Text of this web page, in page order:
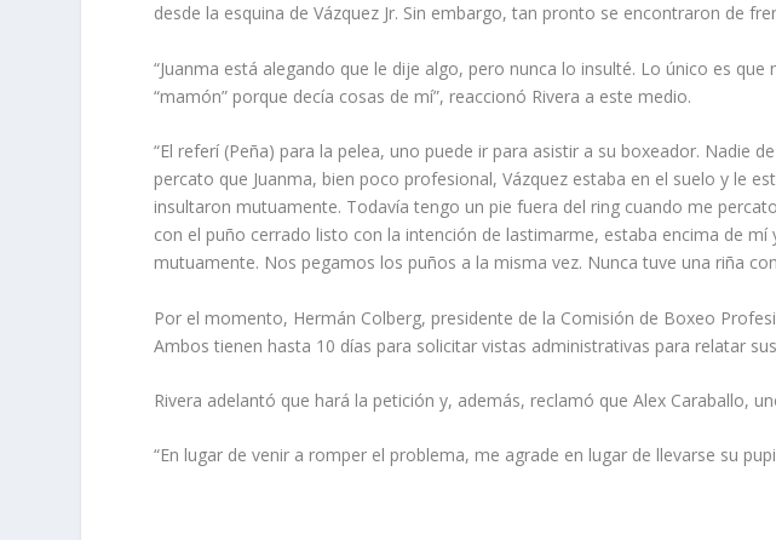
desde la esquina de Vázquez Jr. Sin embargo, tan pronto se encontraron de
“Juanma está alegando que le dije algo, pero nunca lo insulté. Lo único es
“mamón” porque decía cosas de mí”, reaccionó Rivera a este medio.
“El referí (Peña) para la pelea, uno puede ir para asistir a su boxeador.
percato que Juanma, bien poco profesional, Vázquez estaba en el suelo y le
insultaron mutuamente. Todavía tengo un pie fuera del ring cuando me
con el puño cerrado listo con la intención de lastimarme, estaba encima de
mutuamente. Nos pegamos los puños a la misma vez. Nunca tuve una riña
Por el momento, Hermán Colberg, presidente de la Comisión de Boxeo
Ambos tienen hasta 10 días para solicitar vistas administrativas para relatar
Rivera adelantó que hará la petición y, además, reclamó que Alex Caraballo,
“En lugar de venir a romper el problema, me agrade en lugar de llevarse su